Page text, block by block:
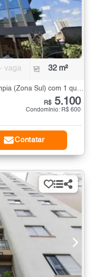
- vaga 32 m²
R$ 5.100
Condomínio: R$ 600
Contatar